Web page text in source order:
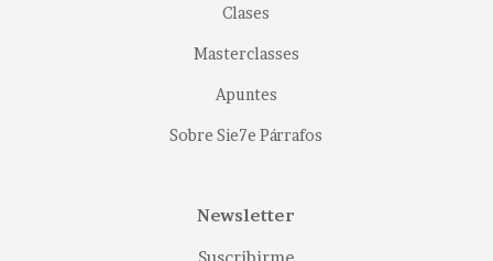
Clases
Masterclasses
Apuntes
Sobre Sie7e Párrafos
Newsletter
Suscribirme